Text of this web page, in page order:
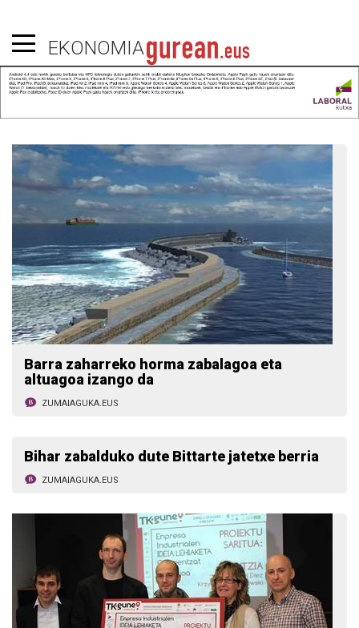
EKONOMIA
Barra zaharreko horma zabalagoa eta
altuagoa izango da
ZUMAIAGUKA.EUS
Bihar zabalduko dute Bittarte jatetxe berria
ZUMAIAGUKA.EUS